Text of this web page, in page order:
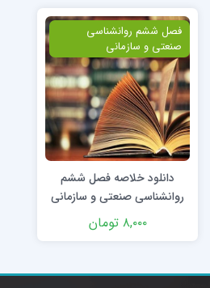
ویژه
فصل ششم روانشناسی
صنعتی و سازمانی
دانلود خلاصه فصل ششم
روانشناسی صنعتی و سازمانی
دکتر محمود ساعتچی
۸,۰۰۰ تومان